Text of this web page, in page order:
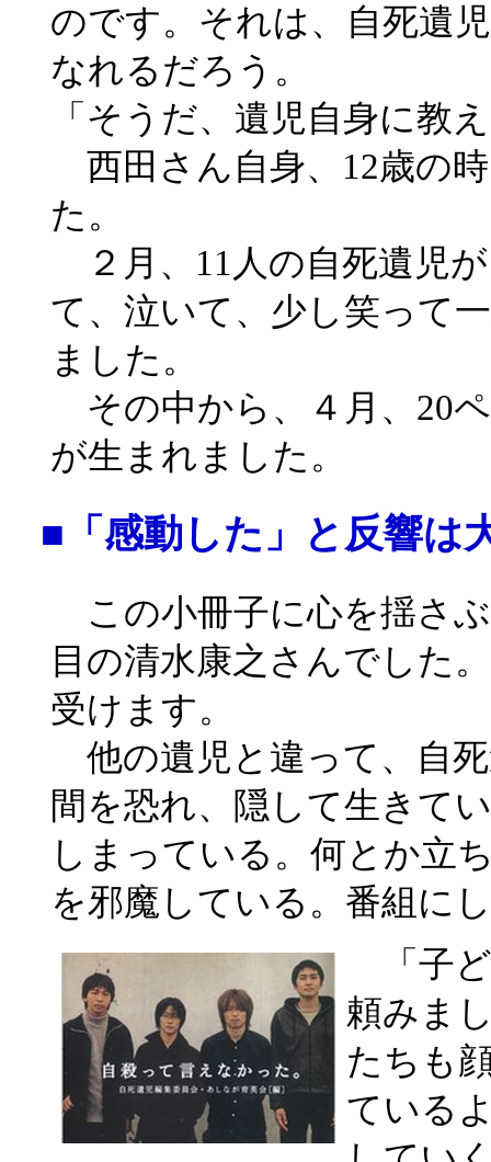
のです。それは、自死遺
なれるだろう。
「そうだ、遺児自身に教
西田さん自身、12歳の
た。
２月、11人の自死遺児
て、泣いて、少し笑って
ました。
その中から、４月、20
が生まれました。
■「感動した」と反響
この小冊子に心を揺さ
目の清水康之さんでした
受けます。
他の遺児と違って、自
間を恐れ、隠して生きて
しまっている。何とか立
を邪魔している。番組に
「子ど
頼みま
たちも
ている